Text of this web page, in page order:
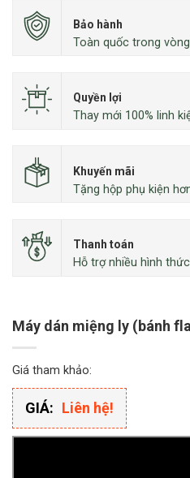
Bảo hành
Toàn quốc trong
Quyền lợi
Thay mới 100% linh
Khuyến mãi
Tặng hộp phụ kiện
Thanh toán
Hỗ trợ nhiều hình
Máy dán miệng ly (bánh
Giá tham khảo:
GIÁ: Liên hệ!